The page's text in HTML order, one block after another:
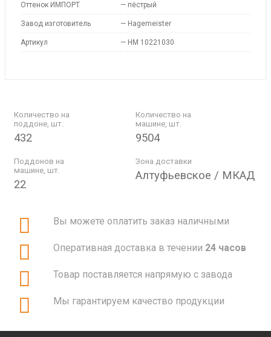
Оттенок ИМПОРТ — пёстрый
Завод изготовитель — Hagemeister
Артикул — HM 10221030
Количество на
поддоне, шт.
432
Количество на
машине, шт.
9504
Поддонов на
машине, шт.
22
Зона доставки
Алтуфьевское / МКАД
Вы можете оплатить заказ наличными
Оперативная доставка в течении 24 часов
Товар поставляется напрямую с завода
Мы гарантируем качество продукции